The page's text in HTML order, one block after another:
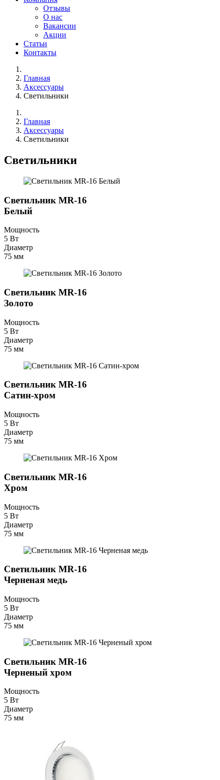
Отзывы
О нас
Вакансии
Акции
Статьи
Контакты
Главная
Аксессуары
Светильники
Главная
Аксессуары
Светильники
Светильники
Светильник MR-16
Белый
Мощность
5 Вт
Диаметр
75 мм
Светильник MR-16
Золото
Мощность
5 Вт
Диаметр
75 мм
Светильник MR-16
Сатин-хром
Мощность
5 Вт
Диаметр
75 мм
Светильник MR-16
Хром
Мощность
5 Вт
Диаметр
75 мм
Светильник MR-16
Черненая медь
Мощность
5 Вт
Диаметр
75 мм
Светильник MR-16
Черненый хром
Мощность
5 Вт
Диаметр
75 мм